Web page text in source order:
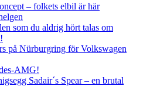
– folkets elbil är här
som du aldrig hört talas om
på Nürburgring för Volkswagen
AMG!
Sadair´s Spear – en brutal